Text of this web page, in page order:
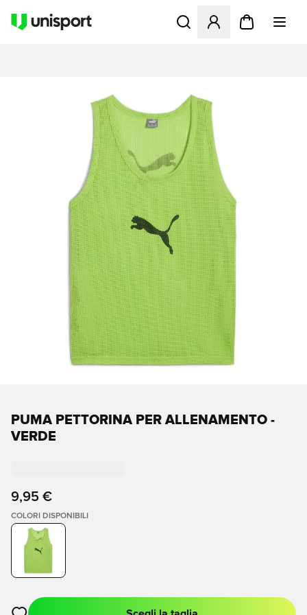
Apre una finestra modale
PUMA PETTORINA PER ALLENAMENTO -
VERDE
9,95 €
COLORI DISPONIBILI